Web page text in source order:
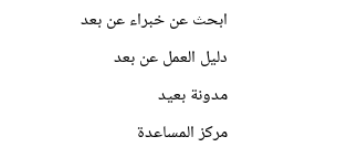
ابحث عن خبراء عن بعد
دليل العمل عن بعد
مدونة بعيد
مركز المساعدة